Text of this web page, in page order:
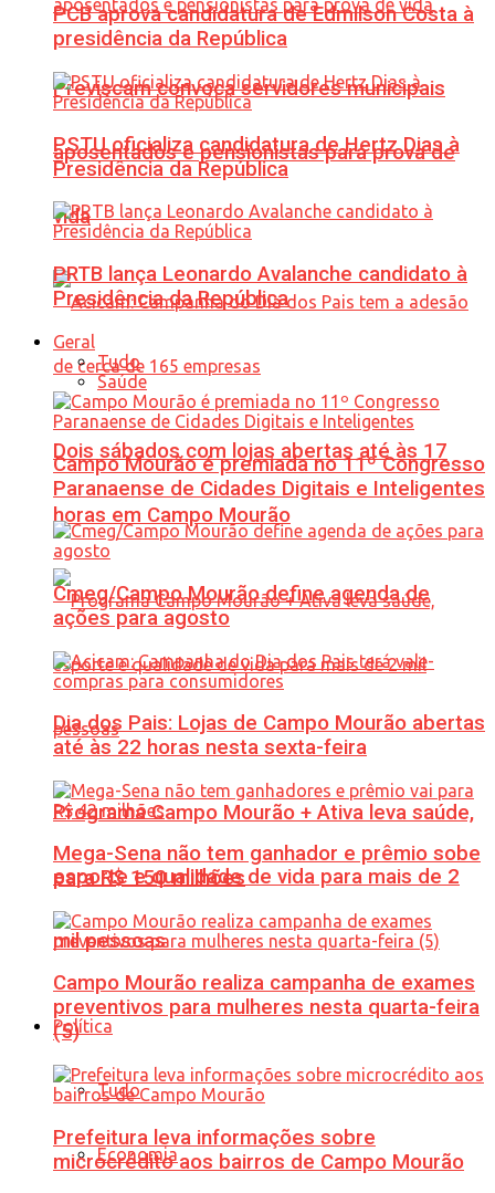
Previscam convoca servidores municipais
aposentados e pensionistas para prova de
vida
Dois sábados com lojas abertas até às 17
horas em Campo Mourão
Programa Campo Mourão + Ativa leva saúde,
esporte e qualidade de vida para mais de 2
mil pessoas
Política
Tudo
Economia
PCB aprova candidatura de Edmilson Costa à
presidência da República
PSTU oficializa candidatura de Hertz Dias à
Presidência da República
PRTB lança Leonardo Avalanche candidato à
Presidência da República
Geral
Tudo
Saúde
Campo Mourão é premiada no 11º Congresso
Paranaense de Cidades Digitais e Inteligentes
Cmeg/Campo Mourão define agenda de
ações para agosto
Dia dos Pais: Lojas de Campo Mourão abertas
até às 22 horas nesta sexta-feira
Mega-Sena não tem ganhador e prêmio sobe
para R$ 150 milhões
Campo Mourão realiza campanha de exames
preventivos para mulheres nesta quarta-feira
(5)
Prefeitura leva informações sobre
microcrédito aos bairros de Campo Mourão